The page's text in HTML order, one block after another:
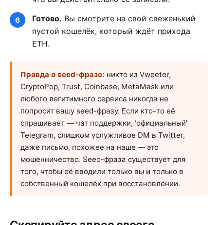
Готово. Вы смотрите на свой свеженький
пустой кошелёк, который ждёт прихода
ETH.
Правда о seed-фразе: никто из Vweeter,
CryptoPop, Trust, Coinbase, MetaMask или
любого легитимного сервиса никогда не
попросит вашу seed-фразу. Если кто-то её
спрашивает — чат поддержки, ‘официальный’
Telegram, слишком услужливое DM в Twitter,
даже письмо, похожее на наше — это
мошенничество. Seed-фраза существует для
того, чтобы её вводили только вы и только в
собственный кошелёк при восстановлении.